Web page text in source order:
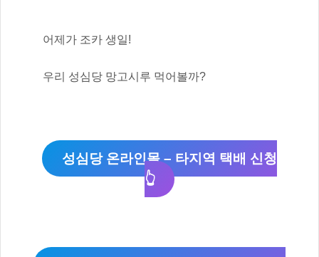
어제가 조카 생일!
우리 성심당 망고시루 먹어볼까?
성심당 온라인몰 – 타지역 택배 신청
👆